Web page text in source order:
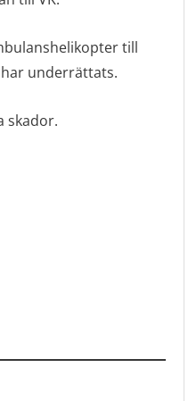
till
underrättats.
skador.